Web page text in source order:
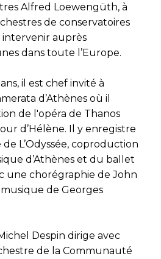
Alfred Loewengüth, à
de conservatoires
intervenir auprès
dans toute l’Europe.
il est chef invité à
d’Athènes où il
de l'opéra de Thanos
d’Hélène. Il y enregistre
L’Odyssée, coproduction
d’Athènes et du ballet
une chorégraphie de John
de Georges
Despin dirige avec
de la Communauté